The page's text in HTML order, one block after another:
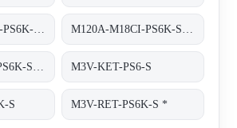
M3V-KET-PS6-S
S M3V-RET-PS6K-S *